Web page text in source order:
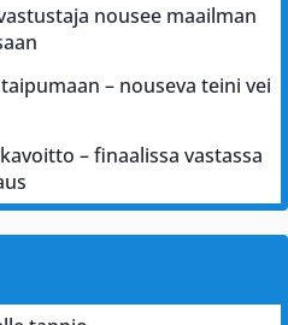
nousee maailman
– nouseva teini vei
– finaalissa vastassa